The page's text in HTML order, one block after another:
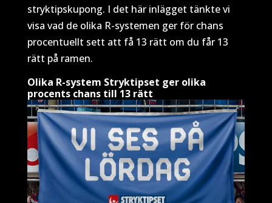
stryktipskupong. I det här inlägget tänkte vi
visa vad de olika R-systemen ger för chans
procentuellt sett att få 13 rätt om du får 13
rätt på ramen.
Olika R-system Stryktipset ger olika
procents chans till 13 rätt